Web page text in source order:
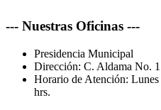
--- Nuestras Oficinas ---
Presidencia Municipal
Dirección: C. Aldama No. 1
Horario de Atención: Lunes
hrs.